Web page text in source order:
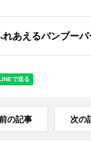
あえるバンブーパ
の記事 次の